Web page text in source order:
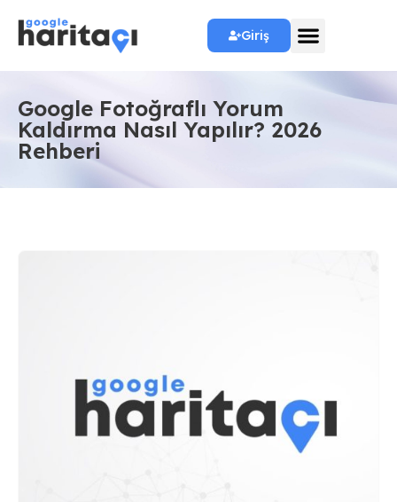
Giriş
Google Fotoğraflı Yorum
Kaldırma Nasıl Yapılır? 2026
Rehberi